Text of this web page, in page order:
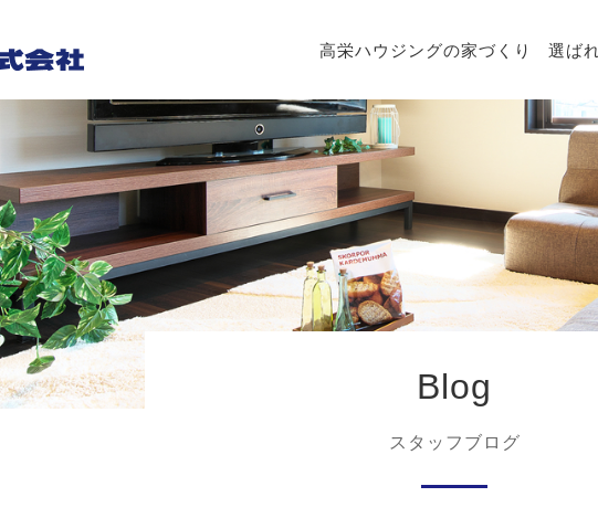
高栄ハウジングの家づくり 選ば
Blog
スタッフブログ